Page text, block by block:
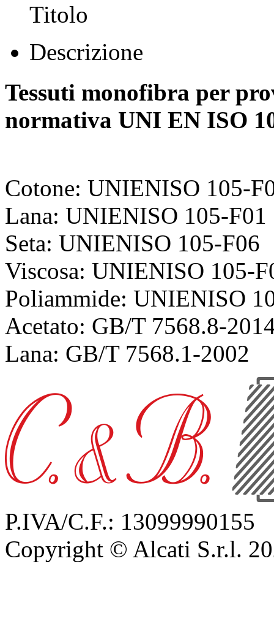
Titolo
Descrizione
Tessuti monofibra per
normativa UNI EN ISO
Cotone: UNIENISO 105-
Lana: UNIENISO 105-F01
Seta: UNIENISO 105-F06
Viscosa: UNIENISO 105-
Poliammide: UNIENISO
Acetato: GB/T 7568.8-
Lana: GB/T 7568.1-2002
P.IVA/C.F.: 13099990155
Copyright © Alcati S.r.l.